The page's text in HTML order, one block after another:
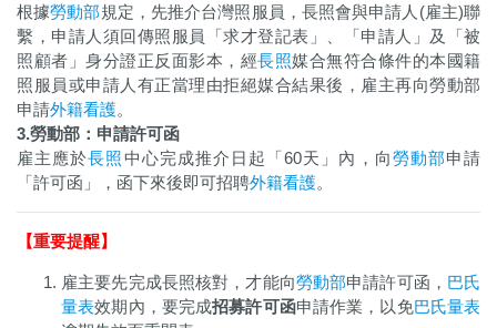
根據勞動部規定，先推介台灣照服員，長照會與申請人(雇主)聯
繫，申請人須回傳照服員「求才登記表」、「申請人」及「被
照顧者」身分證正反面影本，經長照媒合無符合條件的本國籍
照服員或申請人有正當理由拒絕媒合結果後，雇主再向勞動部
申請外籍看護。
3.勞動部：申請許可函
雇主應於長照中心完成推介日起「60天」內，向勞動部申請
「許可函」，函下來後即可招聘外籍看護。
【重要提醒】
雇主要先完成長照核對，才能向勞動部申請許可函， 巴氏
量表效期內，要完成招募許可函申請作業，以免巴氏量表